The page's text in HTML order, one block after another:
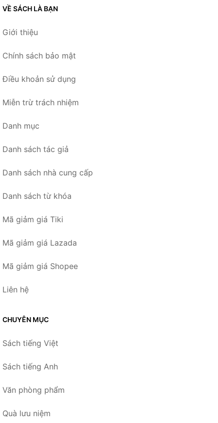
VỀ SÁCH LÀ BẠN
Giới thiệu
Chính sách bảo mật
Điều khoản sử dụng
Miễn trừ trách nhiệm
Danh mục
Danh sách tác giả
Danh sách nhà cung cấp
Danh sách từ khóa
Mã giảm giá Tiki
Mã giảm giá Lazada
Mã giảm giá Shopee
Liên hệ
CHUYÊN MỤC
Sách tiếng Việt
Sách tiếng Anh
Văn phòng phẩm
Quà lưu niệm